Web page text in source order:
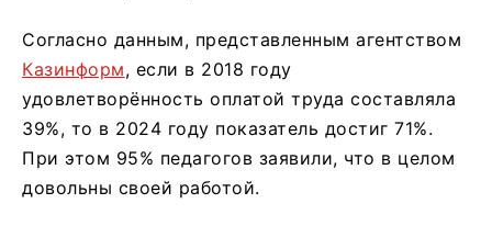
Согласно данным, представленным агентством
Казинформ, если в 2018 году
удовлетворённость оплатой труда составляла
39%, то в 2024 году показатель достиг 71%.
При этом 95% педагогов заявили, что в целом
довольны своей работой.